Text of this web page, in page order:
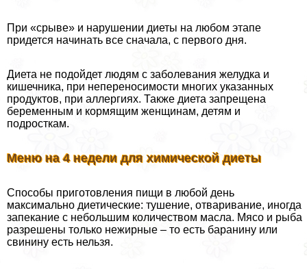
При «срыве» и нарушении диеты на любом этапе
придется начинать все сначала, с первого дня.
Диета не подойдет людям с заболевания желудка и
кишечника, при непереносимости многих указанных
продуктов, при аллергиях. Также диета запрещена
беременным и кормящим женщинам, детям и
подросткам.
Меню на 4 недели для химической диеты
Способы приготовления пищи в любой день
максимально диетические: тушение, отваривание, иногда
запекание с небольшим количеством масла. Мясо и рыба
разрешены только нежирные – то есть бapaнину или
свинину есть нельзя.